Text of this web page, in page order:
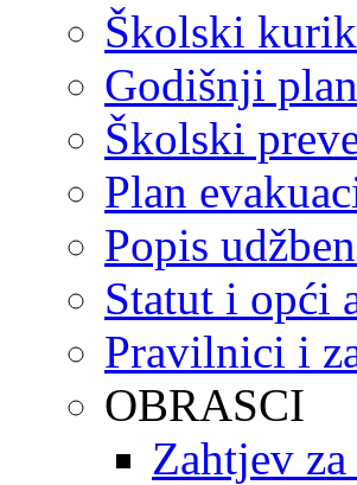
Školski
Godišnji
Školski
Plan
Popis
Statut i opći
Pravilnici i
OBRASCI
Zahtjev